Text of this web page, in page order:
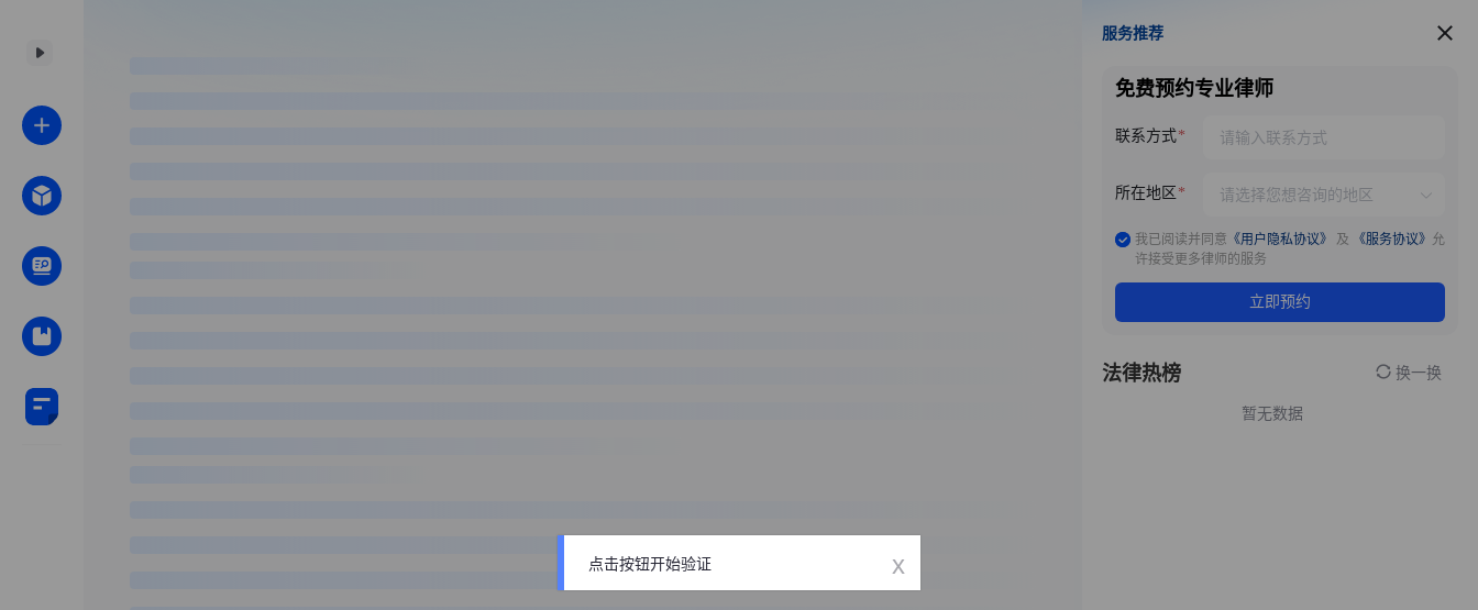
服务推荐
服务推荐
免费预约专业律师
联系方式
所在地区
我已阅读并同意 《用户隐私协议》 及 《服务协议》 允
许接受更多律师的服务
立即预约
法律热榜 换一换
暂无数据
点击按钮开始验证 x